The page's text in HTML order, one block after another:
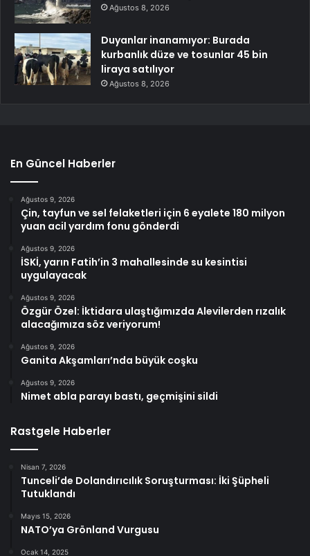
Ağustos 8, 2026
Duyanlar inanamıyor: Burada
kurbanlık düze ve tosunlar 45 bin
liraya satılıyor
Ağustos 8, 2026
En Güncel Haberler
Ağustos 9, 2026
Çin, tayfun ve sel felaketleri için 6 eyalete 180 milyon
yuan acil yardım fonu gönderdi
Ağustos 9, 2026
İSKİ, yarın Fatih’in 3 mahallesinde su kesintisi
uygulayacak
Ağustos 9, 2026
Özgür Özel: İktidara ulaştığımızda Alevilerden rızalık
alacağımıza söz veriyorum!
Ağustos 9, 2026
Ganita Akşamları’nda büyük coşku
Ağustos 9, 2026
Nimet abla parayı bastı, geçmişini sildi
Rastgele Haberler
Nisan 7, 2026
Tunceli’de Dolandırıcılık Soruşturması: İki Şüpheli
Tutuklandı
Mayıs 15, 2026
NATO’ya Grönland Vurgusu
Ocak 14, 2025